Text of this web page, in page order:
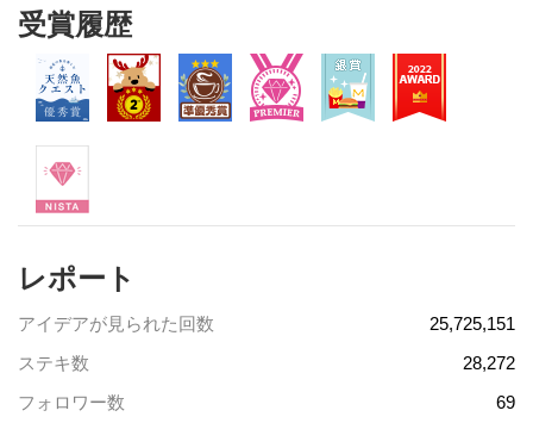
受賞履歴
レポート
アイデアが見られた回数
25,725,151
ステキ数
28,272
フォロワー数
69